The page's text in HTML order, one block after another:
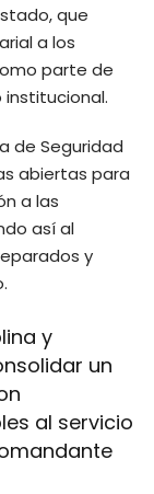
que
a los
parte de
de Seguridad
abiertas para
a las
así al
y
y
un
al servicio